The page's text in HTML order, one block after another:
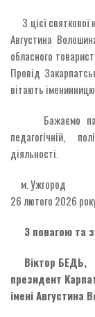
З цієї святкової
Августина
обласного
Провід
вітають
Бажаємо пані
педагогічній,
діяльності.
м. Ужгород
26 лютого 2026
З повагою та
Віктор БЕДЬ,
президент
імені Августина